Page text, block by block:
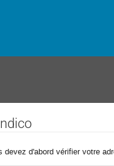
d'abord vérifier votre